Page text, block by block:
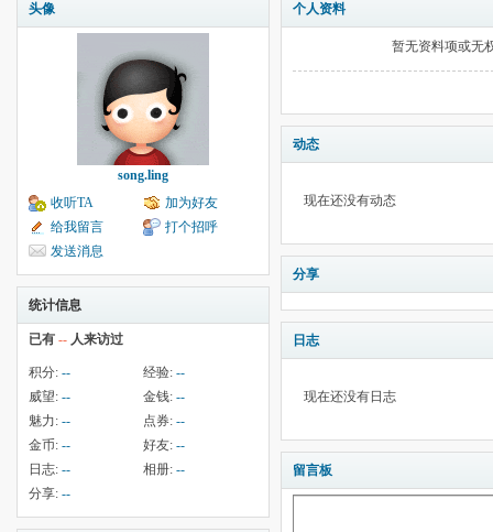
头像
song.ling
收听TA
加为好友
给我留言
打个招呼
发送消息
统计信息
已有 -- 人来访过
积分: -- 经验: --
威望: -- 金钱: --
魅力: -- 点券: --
金币: -- 好友: --
日志: -- 相册: --
分享: --
个人资料
暂无资料项或无
动态
现在还没有动态
分享
日志
现在还没有日志
留言板